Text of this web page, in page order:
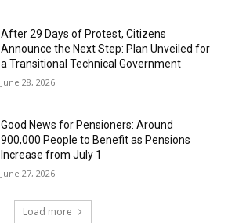
After 29 Days of Protest, Citizens
Announce the Next Step: Plan Unveiled for
a Transitional Technical Government
June 28, 2026
Good News for Pensioners: Around
900,000 People to Benefit as Pensions
Increase from July 1
June 27, 2026
Load more